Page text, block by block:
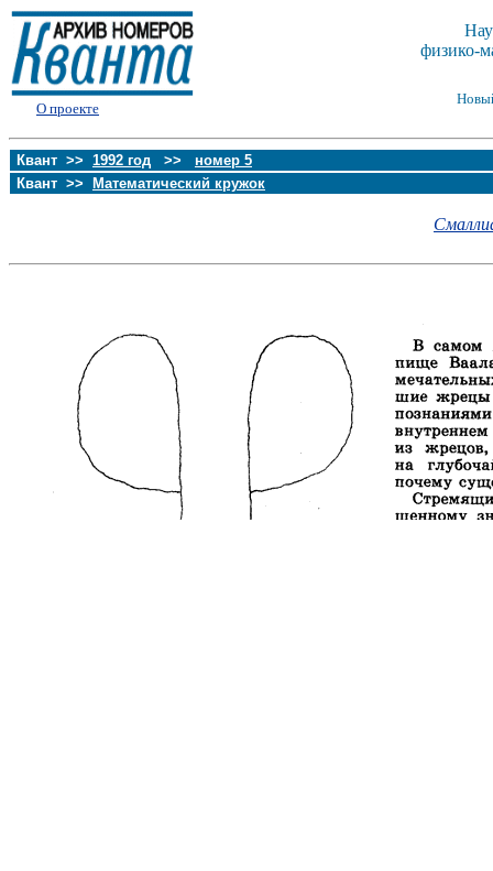
О проекте
физико-
Квант >> 1992 год >> номер 5
Квант >>
Математический кружок